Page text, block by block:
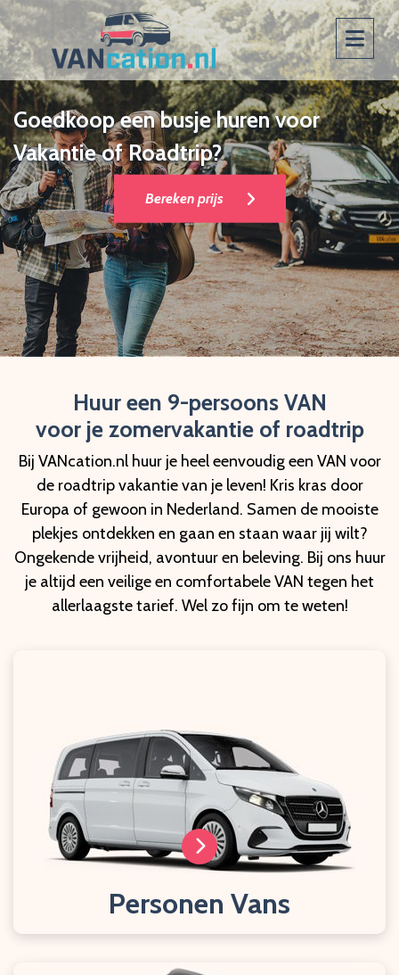
Goedkoop een busje huren voor
Vakantie of Roadtrip?
Bereken prijs
Huur een 9-persoons VAN
voor je zomervakantie of roadtrip
Bij VANcation.nl huur je heel eenvoudig een VAN voor
de roadtrip vakantie van je leven! Kris kras door
Europa of gewoon in Nederland. Samen de mooiste
plekjes ontdekken en gaan en staan waar jij wilt?
Ongekende vrijheid, avontuur en beleving. Bij ons huur
je altijd een veilige en comfortabele VAN tegen het
allerlaagste tarief. Wel zo fijn om te weten!
Personen Vans